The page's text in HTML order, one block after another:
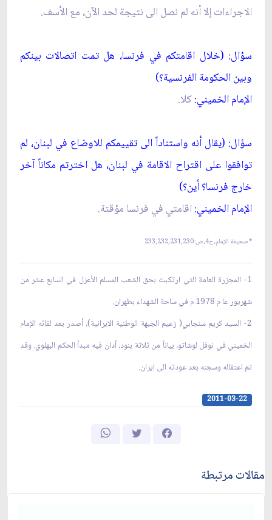
الاجراءات إلا أنه لم نصل الى نتيجة لحد الآن، مع الأسف.
سؤال: (خلال اقامتكم في فرنسا، هل تمت اتصالات بينكم
وبين الحكومة الفرنسية؟)
الإمام الخميني:كلا.
سؤال: (يقال أنه واستناداً الى تقييمكم للاوضاع في لبنان، لم
توافقوا على اقتراح الاقامة في لبنان، هل اخترتم مكاناً آخر
خارج فرنسا؟ أين؟)
الإمام الخميني: اقامتي في فرنسا مؤقتة.
* صحيفة الإمام، ج‏4، ص: 233,232,231,230
1- المجزرة العامة التي ارتكبت بحق الشعب المسلم الأعزل في السابع عشر من
شهريور عا م 1978 م في ساحة الشهداء بطهران.
2- السيد كريم سنجابي( زعيم الجبهة الوطنية الايرانية)، أصدر بعد لقائه الإمام
الخميني في نوفل لوشاتو، بياناً من ثلاثة بنود، أدان فيه مبدأ الحكم البهلوي. وقد
تم اعتقاله وسجنه بعد عودته الى ايران.
2011-03-22
مقالات مرتبطة